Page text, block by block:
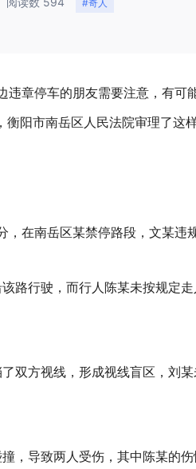
#奇人
违章停车的朋友需要注意，有
阳市南岳区人民法院审理了这
，在南岳区某禁停路段，文某违
路行驶，而行人陈某未按规定
双方视线，形成视线盲区，刘
，导致两人受伤，其中陈某的伤